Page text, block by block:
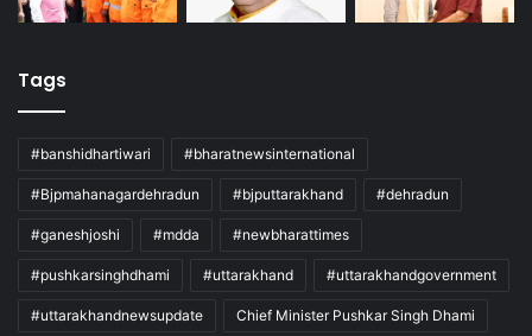
Tags
#banshidhartiwari #bharatnewsinternational
#Bjpmahanagardehradun #bjputtarakhand #dehradun
#ganeshjoshi #mdda #newbharattimes
#pushkarsinghdhami #uttarakhand #uttarakhandgovernment
#uttarakhandnewsupdate Chief Minister Pushkar Singh Dhami